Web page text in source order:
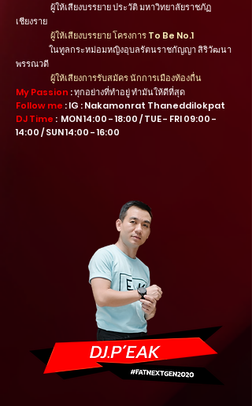
ผู้ให้เสียงบรรยาย ประวัติ มหาวิทยาลัยราชภัฏ
เชียงราย
ผู้ให้เสียงบรรยาย โครงการ To Be No.1
ในทูลกระหม่อมหญิงอุบลรัตนราชกัญญา สิริวัฒนา
พรรณวดี
ผู้ให้เสียงการรับสมัคร นักการเมืองท้องถื่น
My Passion : ทุกอย่างที่ทำอยู่ ทำมันให้ดีที่สุด
Follow me : IG : Nakamonrat Thaneddilokpat
DJ Time : MON 14:00 - 18:00 / TUE - FRI 09:00 -
14:00 / SUN 14:00 - 16:00